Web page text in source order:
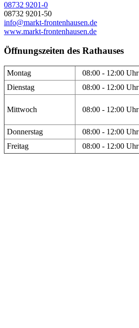
08732 9201-0
08732 9201-50
info@markt-frontenhausen.de
www.markt-frontenhausen.de
Öffnungszeiten des Rathauses
Montag 08:00 - 12:00 Uhr
Dienstag
08:00 - 12:00 Uhr
Mittwoch 08:00 - 12:00 Uhr
Donnerstag 08:00 - 12:00 Uhr
Freitag
08:00 - 12:00 Uhr